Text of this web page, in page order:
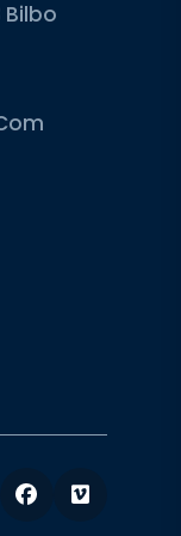
Bilbo
Facebook
Vimeo